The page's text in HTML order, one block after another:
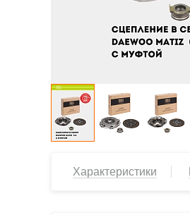
Характеристики